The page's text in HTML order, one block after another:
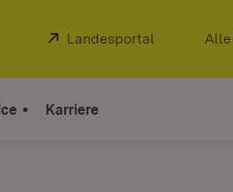
Extern:
Landesportal (Öffnet in
Karriere